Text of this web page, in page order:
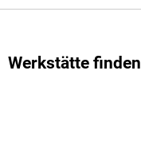
Werkstätte finden